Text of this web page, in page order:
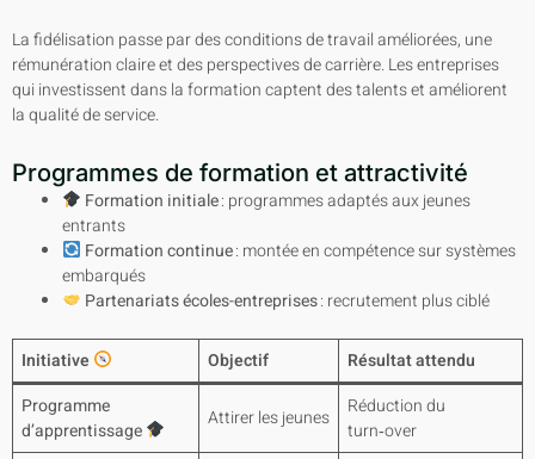
La fidélisation passe par des conditions de travail améliorées, une
rémunération claire et des perspectives de carrière. Les entreprises
qui investissent dans la formation captent des talents et améliorent
la qualité de service.
Programmes de formation et attractivité
Formation initiale: programmes adaptés aux jeunes
entrants
Formation continue: montée en compétence sur systèmes
embarqués
Partenariats écoles-entreprises: recrutement plus ciblé
Initiative Objectif
Résultat attendu
Programme
d’apprentissage
Attirer les jeunes
Réduction du
turn‑over